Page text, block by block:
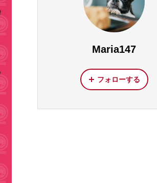
Maria147
フォローする